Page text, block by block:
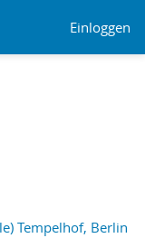
Einloggen
Tempelhof, Berlin